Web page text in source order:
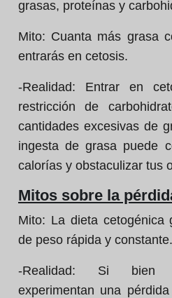
grasas, proteínas y
Mito: Cuanta más grasa
entrarás en cetosis.
-Realidad: Entrar en
restricción de
cantidades excesivas de
ingesta de grasa puede
calorías y obstaculizar tus
Mitos sobre la
Mito: La dieta cetogénica
de peso rápida y constante.
-Realidad: Si bien
experimentan una